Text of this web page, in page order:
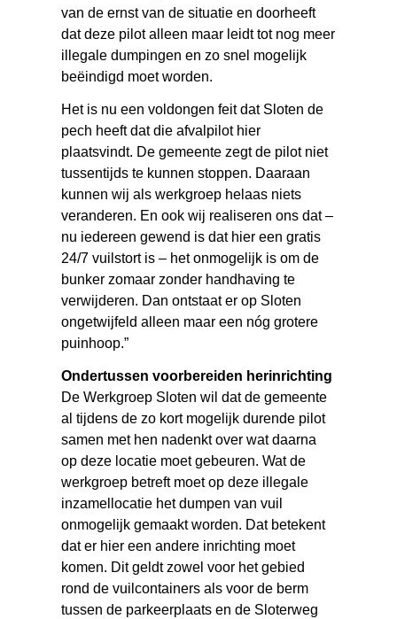
van de ernst van de situatie en doorheeft
dat deze pilot alleen maar leidt tot nog meer
illegale dumpingen en zo snel mogelijk
beëindigd moet worden.
Het is nu een voldongen feit dat Sloten de
pech heeft dat die afvalpilot hier
plaatsvindt. De gemeente zegt de pilot niet
tussentijds te kunnen stoppen. Daaraan
kunnen wij als werkgroep helaas niets
veranderen. En ook wij realiseren ons dat –
nu iedereen gewend is dat hier een gratis
24/7 vuilstort is – het onmogelijk is om de
bunker zomaar zonder handhaving te
verwijderen. Dan ontstaat er op Sloten
ongetwijfeld alleen maar een nóg grotere
puinhoop.”
Ondertussen voorbereiden herinrichting
De Werkgroep Sloten wil dat de gemeente
al tijdens de zo kort mogelijk durende pilot
samen met hen nadenkt over wat daarna
op deze locatie moet gebeuren. Wat de
werkgroep betreft moet op deze illegale
inzamellocatie het dumpen van vuil
onmogelijk gemaakt worden. Dat betekent
dat er hier een andere inrichting moet
komen. Dit geldt zowel voor het gebied
rond de vuilcontainers als voor de berm
tussen de parkeerplaats en de Sloterweg